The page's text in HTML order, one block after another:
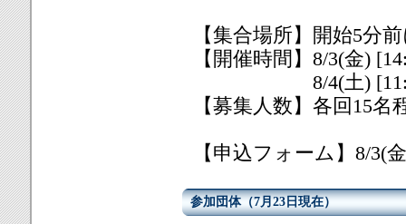
【集合場所】開始5分
【開催時間】8/3(金)
8/4(土) [11:15～
【募集人数】各回15名
【申込フォーム】8/
参加団体（7月23日現在）